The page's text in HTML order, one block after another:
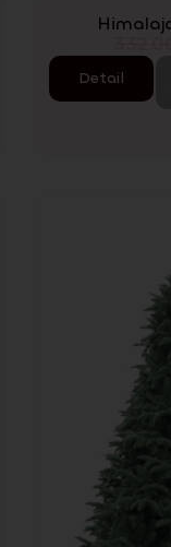
Detail